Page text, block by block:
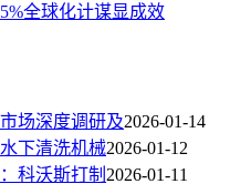
全球化计谋显成效
场深度调研及2026-01-14
下清洗机械2026-01-12
科沃斯打制 2026-01-11